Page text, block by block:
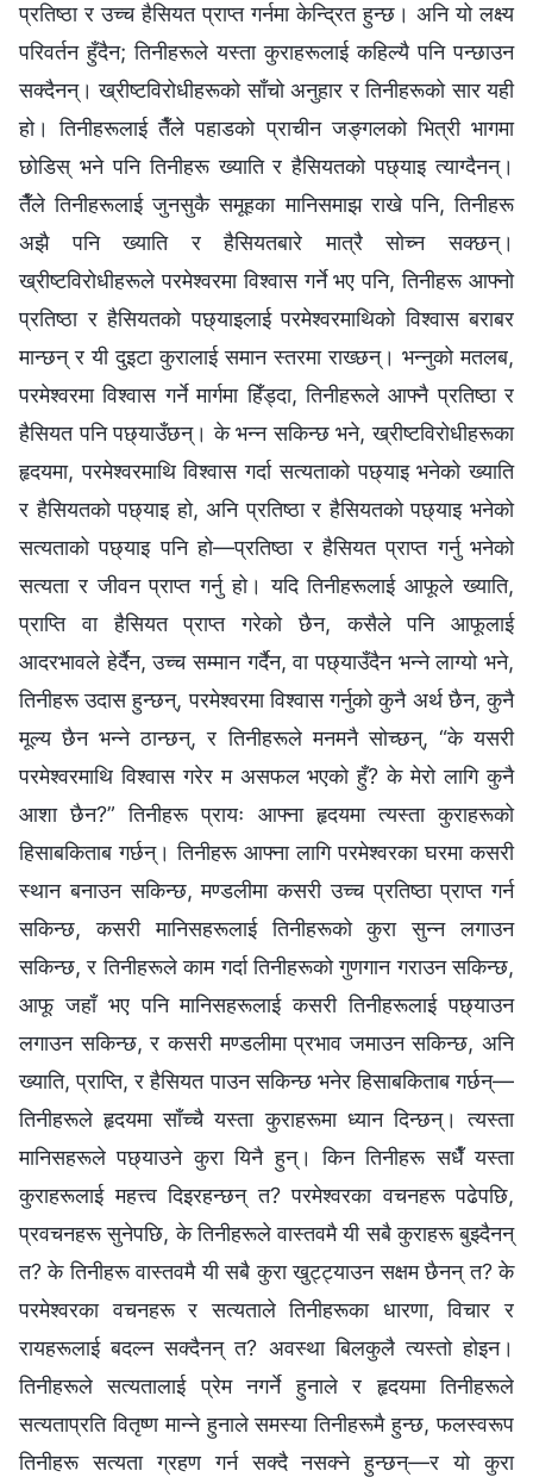
प्रतिष्ठा र उच्‍च हैसियत प्राप्त गर्नमा केन्द्रित हुन्छ। अनि यो लक्ष्य
परिवर्तन हुँदैन; तिनीहरूले यस्ता कुराहरूलाई कहिल्यै पनि पन्छाउन
सक्दैनन्। ख्रीष्टविरोधीहरूको साँचो अनुहार र तिनीहरूको सार यही
हो। तिनीहरूलाई तैँले पहाडको प्राचीन जङ्गलको भित्री भागमा
छोडिस् भने पनि तिनीहरू ख्याति र हैसियतको पछ्याइ त्याग्दैनन्।
तैँले तिनीहरूलाई जुनसुकै समूहका मानिसमाझ राखे पनि, तिनीहरू
अझै पनि ख्याति र हैसियतबारे मात्रै सोच्न सक्छन्।
ख्रीष्टविरोधीहरूले परमेश्‍वरमा विश्‍वास गर्ने भए पनि, तिनीहरू आफ्नो
प्रतिष्ठा र हैसियतको पछ्याइलाई परमेश्‍वरमाथिको विश्‍वास बराबर
मान्छन् र यी दुइटा कुरालाई समान स्तरमा राख्छन्। भन्‍नुको मतलब,
परमेश्‍वरमा विश्‍वास गर्ने मार्गमा हिँड्दा, तिनीहरूले आफ्नै प्रतिष्ठा र
हैसियत पनि पछ्याउँछन्। के भन्‍न सकिन्छ भने, ख्रीष्टविरोधीहरूका
हृदयमा, परमेश्‍वरमाथि विश्‍वास गर्दा सत्यताको पछ्याइ भनेको ख्याति
र हैसियतको पछ्याइ हो, अनि प्रतिष्ठा र हैसियतको पछ्याइ भनेको
सत्यताको पछ्याइ पनि हो—प्रतिष्ठा र हैसियत प्राप्त गर्नु भनेको
सत्यता र जीवन प्राप्त गर्नु हो। यदि तिनीहरूलाई आफूले ख्याति,
प्राप्ति वा हैसियत प्राप्त गरेको छैन, कसैले पनि आफूलाई
आदरभावले हेर्दैन, उच्च सम्मान गर्दैन, वा पछ्याउँदैन भन्‍ने लाग्यो भने,
तिनीहरू उदास हुन्छन्, परमेश्‍वरमा विश्‍वास गर्नुको कुनै अर्थ छैन, कुनै
मूल्य छैन भन्‍ने ठान्छन्, र तिनीहरूले मनमनै सोच्छन्, “के यसरी
परमेश्‍वरमाथि विश्‍वास गरेर म असफल भएको हुँ? के मेरो लागि कुनै
आशा छैन?” तिनीहरू प्रायः आफ्ना हृदयमा त्यस्ता कुराहरूको
हिसाबकिताब गर्छन्। तिनीहरू आफ्ना लागि परमेश्‍वरका घरमा कसरी
स्थान बनाउन सकिन्छ, मण्डलीमा कसरी उच्‍च प्रतिष्ठा प्राप्त गर्न
सकिन्छ, कसरी मानिसहरूलाई तिनीहरूको कुरा सुन्न लगाउन
सकिन्छ, र तिनीहरूले काम गर्दा तिनीहरूको गुणगान गराउन सकिन्छ,
आफू जहाँ भए पनि मानिसहरूलाई कसरी तिनीहरूलाई पछ्याउन
लगाउन सकिन्छ, र कसरी मण्डलीमा प्रभाव जमाउन सकिन्छ, अनि
ख्याति, प्राप्ति, र हैसियत पाउन सकिन्छ भनेर हिसाबकिताब गर्छन्—
तिनीहरूले हृदयमा साँच्चै यस्ता कुराहरूमा ध्यान दिन्छन्। त्यस्ता
मानिसहरूले पछ्याउने कुरा यिनै हुन्। किन तिनीहरू सधैँ यस्ता
कुराहरूलाई महत्त्व दिइरहन्छन् त? परमेश्‍वरका वचनहरू पढेपछि,
प्रवचनहरू सुनेपछि, के तिनीहरूले वास्तवमै यी सबै कुराहरू बुझ्दैनन्
त? के तिनीहरू वास्तवमै यी सबै कुरा खुट्ट्याउन सक्षम छैनन् त? के
परमेश्‍वरका वचनहरू र सत्यताले तिनीहरूका धारणा, विचार र
रायहरूलाई बदल्न सक्दैनन् त? अवस्था बिलकुलै त्यस्तो होइन।
तिनीहरूले सत्यतालाई प्रेम नगर्ने हुनाले र हृदयमा तिनीहरूले
सत्यताप्रति वितृष्ण मान्‍ने हुनाले समस्या तिनीहरूमै हुन्छ, फलस्वरूप
तिनीहरू सत्यता ग्रहण गर्न सक्‍दै नसक्‍ने हुन्छन्—र यो कुरा